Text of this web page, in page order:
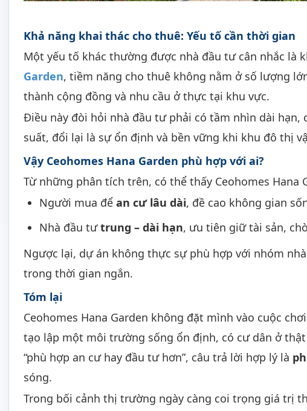
Khả năng khai thác cho thuê: Yếu tố cần thời gian
Một yếu tố khác thường được nhà đầu tư cân nhắc là
Garden, tiềm năng cho thuê không nằm ở số lượng
thành cộng đồng và nhu cầu ở thực tại khu vực.
Điều này đòi hỏi nhà đầu tư phải có tầm nhìn dài
suất, đổi lại là sự ổn định và bền vững khi khu đô thị
Vậy Ceohomes Hana Garden phù hợp với ai?
Từ những phân tích trên, có thể thấy Ceohomes Hana
Người mua để an cư lâu dài, đề cao không gian
Nhà đầu tưtrung – dài hạn, ưu tiên giữ tài sản,
Ngược lại, dự án không thực sự phù hợp với nhóm
trong thời gian ngắn.
Tóm lại
Ceohomes Hana Garden không đặt mình vào cuộc
tạo lập một môi trường sống ổn định, có cư dân ở
“phù hợp an cư hay đầu tư hơn”, câu trả lời hợp lý là
sóng.
Trong bối cảnh thị trường ngày càng coi trọng giá trị